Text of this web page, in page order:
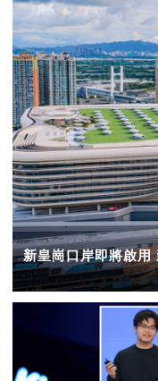
新皇崗口岸即將啟用